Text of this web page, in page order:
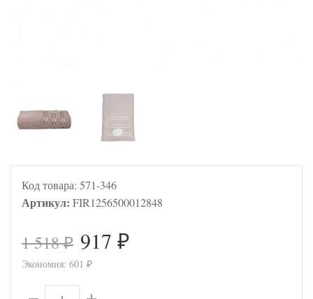
Код товара: 571-346
Артикул: FIR1256500012848
1 518₽ 917 ₽
Экономия: 601 ₽